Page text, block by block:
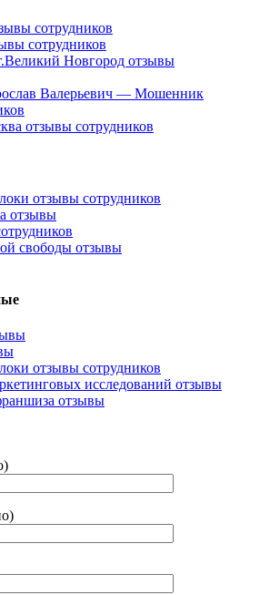
сотрудников
сотрудников
Новгород отзывы
Валерьевич — Мошенник
отзывы сотрудников
отзывы сотрудников
отзывы
свободы отзывы
отзывы сотрудников
исследований отзывы
отзывы